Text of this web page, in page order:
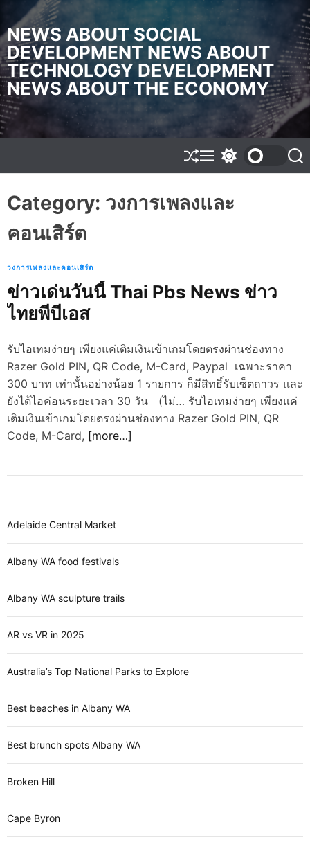
i
p
t
o
c
o
n
n
NEWS ABOUT SOCIAL
DEVELOPMENT NEWS ABOUT
TECHNOLOGY DEVELOPMENT
NEWS ABOUT THE ECONOMY
S
h
f
f
M
e
u
w
t
c
m
o
S
e
Category: วงการเพลงและ
คอนเสิร์ต
วงการเพลงและคอนเสิร์ต
ข่าวเด่นวันนี้ Thai Pbs News ข่าว
ไทยพีบีเอส
รับไอเทมง่ายๆ เพียงแค่เติมเงินเข้าเกมโดยตรงผ่านช่องทาง
Razer Gold PIN, QR Code, M-Card, Paypal เฉพาะราคา
300 บาท เท่านั้นอย่างน้อย 1 รายการ ก็มีสิทธิ์รับเซ็ตถาวร และ
ยังได้ไอค่อนระยะเวลา 30 วัน (ไม่… รับไอเทมง่ายๆ เพียงแค่
เติมเงินเข้าเกมโดยตรงผ่านช่องทาง Razer Gold PIN, QR
Code, M-Card, [more…]
Adelaide Central Market
Albany WA food festivals
Albany WA sculpture trails
AR vs VR in 2025
Australia’s Top National Parks to Explore
Best beaches in Albany WA
Best brunch spots Albany WA
Broken Hill
Cape Byron